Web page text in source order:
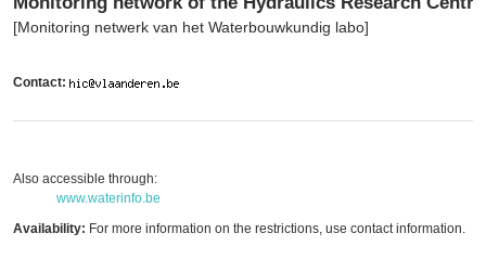
[Monitoring netwerk van het Waterbouwkundig labo]
Contact:
Also accessible through:
www.waterinfo.be
Availability: For more information on the restrictions, use contact information.